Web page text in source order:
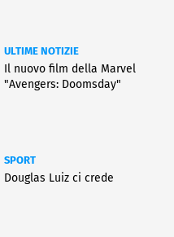
ULTIME NOTIZIE
Il nuovo film della Marvel
"Avengers: Doomsday"
SPORT
Douglas Luiz ci crede